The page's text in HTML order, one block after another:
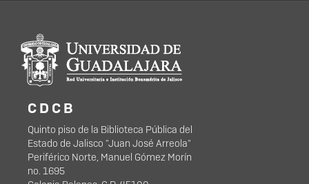
Información del
portal
C D C B
Quinto piso de la Biblioteca Pública del
Estado de Jalisco "Juan José Arreola"
Periférico Norte, Manuel Gómez Morín
no. 1695